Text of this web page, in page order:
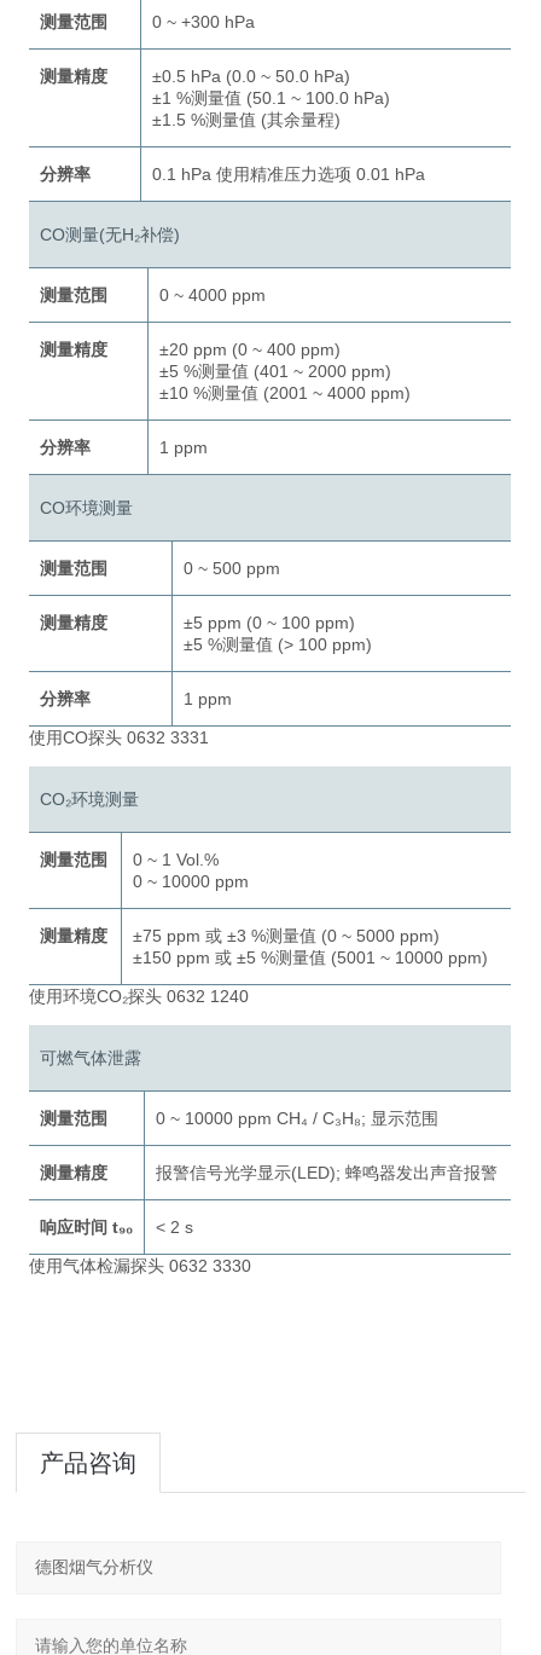
测量范围 0 ~ +300 hPa
测量精度
±0.5 hPa (0.0 ~ 50.0 hPa)
±1 %测量值 (50.1 ~ 100.0 hPa)
±1.5 %测量值 (其余量程)
分辨率 0.1 hPa 使用精准压力选项 0.01 hPa
CO测量(无H₂补偿)
测量范围 0 ~ 4000 ppm
测量精度
±20 ppm (0 ~ 400 ppm)
±5 %测量值 (401 ~ 2000 ppm)
±10 %测量值 (2001 ~ 4000 ppm)
分辨率 1 ppm
CO环境测量
测量范围 0 ~ 500 ppm
测量精度
±5 ppm (0 ~ 100 ppm)
±5 %测量值 (> 100 ppm)
分辨率
1 ppm
使用CO探头 0632 3331
CO₂环境测量
测量范围
0 ~ 1 Vol.%
0 ~ 10000 ppm
测量精度
±75 ppm 或 ±3 %测量值 (0 ~ 5000 ppm)
±150 ppm 或 ±5 %测量值 (5001 ~ 10000 ppm)
使用环境CO₂探头 0632 1240
可燃气体泄露
测量范围 0 ~ 10000 ppm CH₄ / C₃H₈; 显示范围
测量精度 报警信号光学显示(LED); 蜂鸣器发出声音报警
响应时间 t₉₀
< 2 s
使用气体检漏探头 0632 3330
产品咨询